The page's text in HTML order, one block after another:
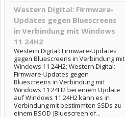
Western Digital: Firmware-
Updates gegen Bluescreens
in Verbindung mit Windows
11 24H2
Western Digital: Firmware-Updates
gegen Bluescreens in Verbindung mit
Windows 11 24H2: Western Digital:
Firmware-Updates gegen
Bluescreens in Verbindung mit
Windows 11 24H2 bei einem Update
auf Windows 11 24H2 kann es in
Verbindung mit bestimmten SSDs zu
einem BSOD (Bluescreen of...